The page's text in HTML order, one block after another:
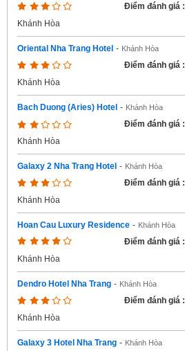
Điểm đánh giá :
Khánh Hòa
Oriental Nha Trang Hotel - Khánh Hòa
Điểm đánh giá :
Khánh Hòa
Bach Duong (Aries) Hotel - Khánh Hòa
Điểm đánh giá :
Khánh Hòa
Galaxy 2 Nha Trang Hotel - Khánh Hòa
Điểm đánh giá :
Khánh Hòa
Hoan Cau Luxury Residence - Khánh Hòa
Điểm đánh giá :
Khánh Hòa
Dendro Hotel Nha Trang - Khánh Hòa
Điểm đánh giá :
Khánh Hòa
Galaxy 3 Hotel Nha Trang - Khánh Hòa